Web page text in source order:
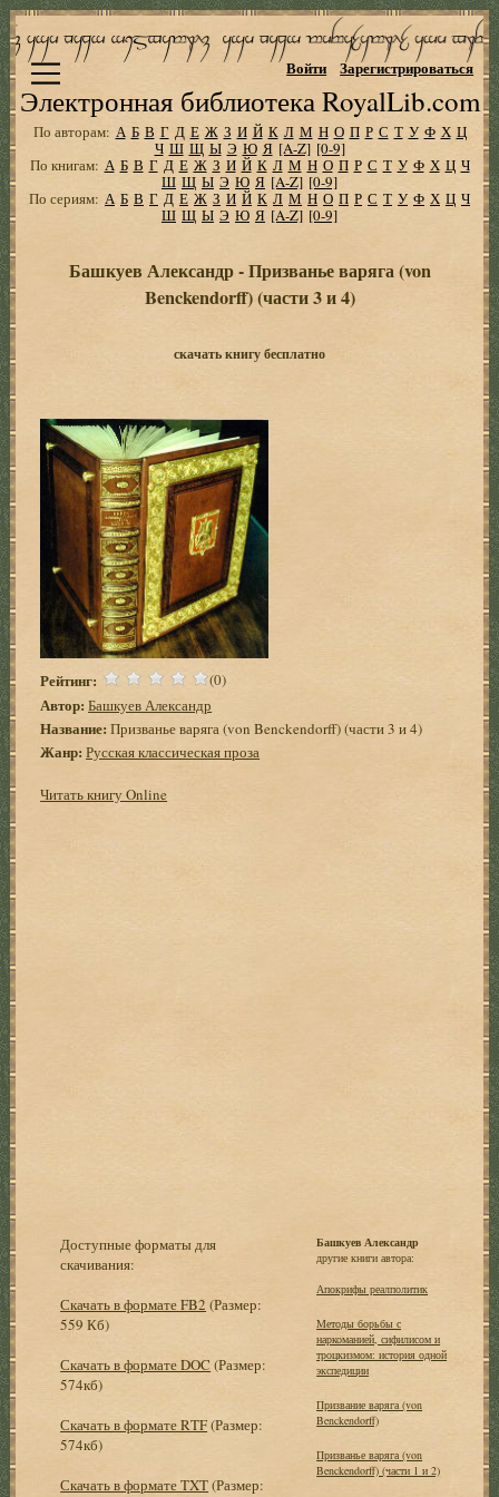
Электронная библиотека RoyalLib.com
Войти Зарегистрироваться
По авторам: А Б В Г Д Е Ж З И Й К Л М Н О П Р С Т У Ф Х Ц
Ч Ш Щ Ы Э Ю Я [A-Z] [0-9]
По книгам: А Б В Г Д Е Ж З И Й К Л М Н О П Р С Т У Ф Х Ц Ч
Ш Щ Ы Э Ю Я [A-Z] [0-9]
По сериям: А Б В Г Д Е Ж З И Й К Л М Н О П Р С Т У Ф Х Ц Ч
Ш Щ Ы Э Ю Я [A-Z] [0-9]
Башкуев Александр - Призванье варяга (von
Benckendorff) (части 3 и 4)
скачать книгу бесплатно
Рейтинг: (0)
Автор: Башкуев Александр
Название: Призванье варяга (von Benckendorff) (части 3 и 4)
Жанр: Русская классическая проза
Читать книгу Online
Доступные форматы для
скачивания:
Скачать в формате FB2 (Размер:
559 Кб)
Скачать в формате DOC (Размер:
574кб)
Скачать в формате RTF(Размер:
574кб)
Скачать в формате TXT(Размер:
Башкуев Александр
другие книги автора:
Апокрифы реалполитик
Методы борьбы с
наркоманией, сифилисом и
троцкизмом: история одной
экспедиции
Призвание варяга (von
Benckendorff)
Призванье варяга (von
Benckendorff) (части 1 и 2)